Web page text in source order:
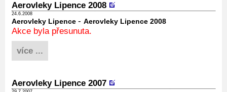
Aerovleky Lipence 2008
24.6.2008
Aerovleky Lipence - Aerovleky Lipence 2008
Akce byla přesunuta.
více ...
Aerovleky Lipence 2007